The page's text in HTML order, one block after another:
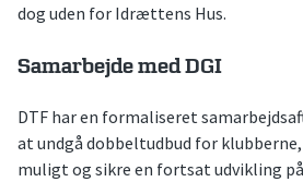
dog uden for Idrættens Hus.
Samarbejde med DGI
DTF har en formaliseret
at undgå dobbeltudbud for
muligt og sikre en fortsat udvikling